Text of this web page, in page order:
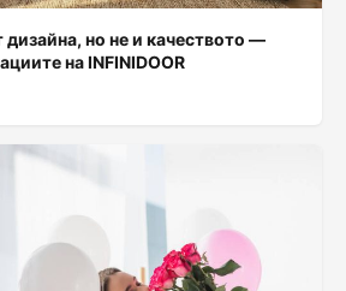
но не и качеството —
на INFINIDOOR